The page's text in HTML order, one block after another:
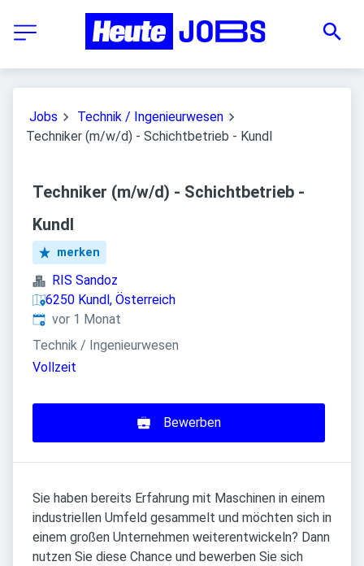
Jobs
Technik / Ingenieurwesen
Techniker (m/w/d) - Schichtbetrieb - Kundl
Techniker (m/w/d) - Schichtbetrieb -
Kundl
merken
RIS Sandoz
6250 Kundl, Österreich
Veröffentlicht:
vor 1 Monat
Technik / Ingenieurwesen
Vollzeit
Bewerben
Sie haben bereits Erfahrung mit Maschinen in einem
industriellen Umfeld gesammelt und möchten sich in
einem großen Unternehmen weiterentwickeln? Dann
nutzen Sie diese Chance und bewerben Sie sich